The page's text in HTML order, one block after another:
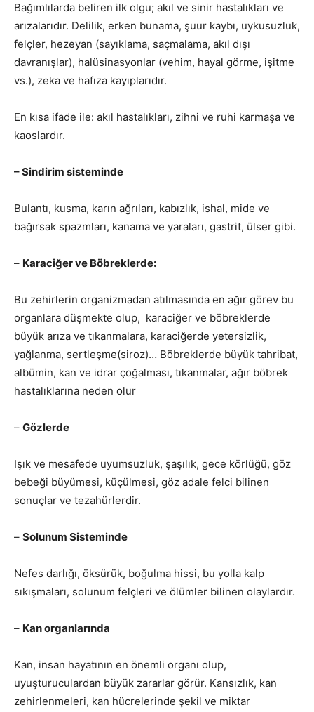
Bağımlılarda beliren ilk olgu; akıl ve sinir hastalıkları ve
arızalarıdır. Delilik, erken bunama, şuur kaybı, uykusuzluk,
felçler, hezeyan (sayıklama, saçmalama, akıl dışı
davranışlar), halüsinasyonlar (vehim, hayal görme, işitme
vs.), zeka ve hafıza kayıplarıdır.
En kısa ifade ile: akıl hastalıkları, zihni ve ruhi karmaşa ve
kaoslardır.
– Sindirim sisteminde
Bulantı, kusma, karın ağrıları, kabızlık, ishal, mide ve
bağırsak spazmları, kanama ve yaraları, gastrit, ülser gibi.
– Karaciğer ve Böbreklerde:
Bu zehirlerin organizmadan atılmasında en ağır görev bu
organlara düşmekte olup, karaciğer ve böbreklerde
büyük arıza ve tıkanmalara, karaciğerde yetersizlik,
yağlanma, sertleşme(siroz)… Böbreklerde büyük tahribat,
albümin, kan ve idrar çoğalması, tıkanmalar, ağır böbrek
hastalıklarına neden olur
– Gözlerde
Işık ve mesafede uyumsuzluk, şaşılık, gece körlüğü, göz
bebeği büyümesi, küçülmesi, göz adale felci bilinen
sonuçlar ve tezahürlerdir.
– Solunum Sisteminde
Nefes darlığı, öksürük, boğulma hissi, bu yolla kalp
sıkışmaları, solunum felçleri ve ölümler bilinen olaylardır.
– Kan organlarında
Kan, insan hayatının en önemli organı olup,
uyuşturuculardan büyük zararlar görür. Kansızlık, kan
zehirlenmeleri, kan hücrelerinde şekil ve miktar